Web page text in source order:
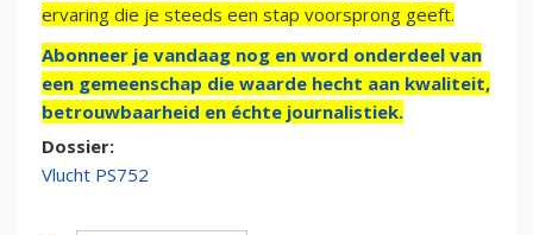
ervaring die je steeds een stap voorsprong geeft.
Abonneer je vandaag nog en word onderdeel van
een gemeenschap die waarde hecht aan kwaliteit,
betrouwbaarheid en échte journalistiek.
Dossier:
Vlucht PS752